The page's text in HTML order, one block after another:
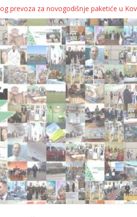
prevoza za novogodišnje paketiće u
KOLICA ZA 76 BEBA SA TERITORIJE
oborila rekord zatvorenih firmi!
telo
pa kukaju o „egzilu“